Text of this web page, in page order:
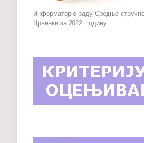
Информатор о раду Средње
Црвенки за 2022. годину